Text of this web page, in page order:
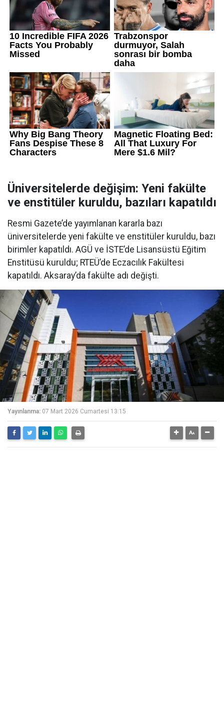
Üniversitelerde değişim: Yeni fakülte
ve enstitüler kuruldu, bazıları kapatıldı
Resmi Gazete’de yayımlanan kararla bazı
üniversitelerde yeni fakülte ve enstitüler kuruldu, bazı
birimler kapatıldı. AGÜ ve İSTE’de Lisansüstü Eğitim
Enstitüsü kuruldu; RTEÜ’de Eczacılık Fakültesi
kapatıldı. Aksaray’da fakülte adı değişti.
Yayınlanma: 07 Mart 2026 Cumartesi 13:15